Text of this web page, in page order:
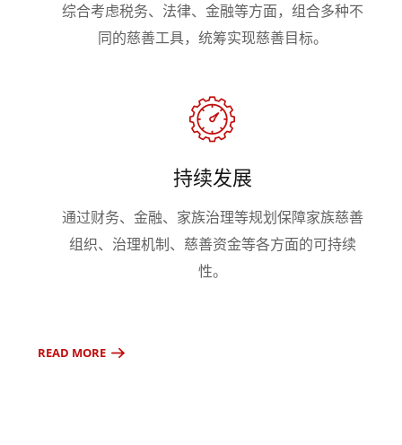
综合考虑税务、法律、金融等方面，组合多种不
同的慈善工具，统筹实现慈善目标。
持续发展
通过财务、金融、家族治理等规划保障家族慈善
组织、治理机制、慈善资金等各方面的可持续
性。
READ MORE